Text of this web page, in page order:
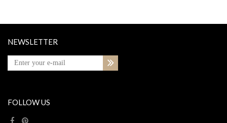
NEWSLETTER
FOLLOW US